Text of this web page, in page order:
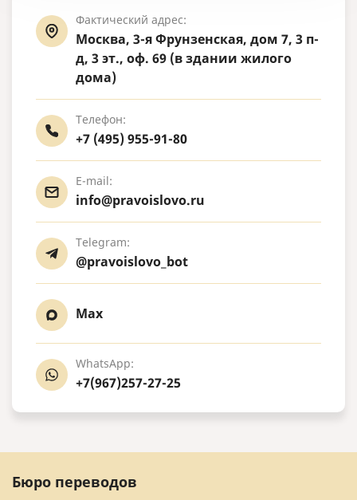
Фактический адрес:
Москва, 3-я Фрунзенская, дом 7, 3 п-
д, 3 эт., оф. 69 (в здании жилого
дома)
Телефон:
+7 (495) 955-91-80
E-mail:
info@pravoislovo.ru
Telegram:
@pravoislovo_bot
Max
WhatsApp:
+7(967)257-27-25
Бюро переводов